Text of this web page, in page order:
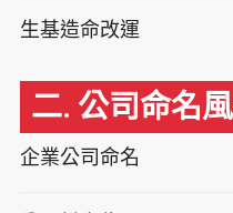
生基造命改運
二. 公司命名
企業公司命名